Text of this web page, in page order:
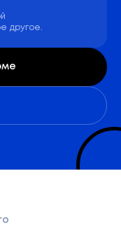
другое.